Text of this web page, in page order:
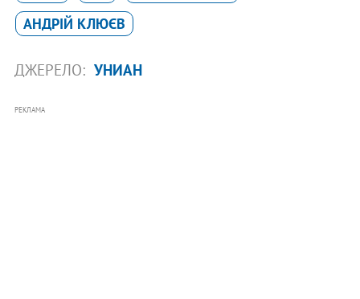
АНДРІЙ КЛЮЄВ
ДЖЕРЕЛО: УНИАН
РЕКЛАМА